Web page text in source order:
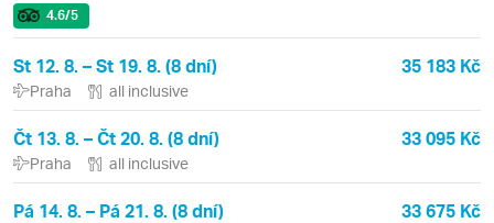
4.6/5
St 12. 8. – St 19. 8. (8 dní) 35 183 Kč
Praha all inclusive
Čt 13. 8. – Čt 20. 8. (8 dní) 33 095 Kč
Praha all inclusive
Pá 14. 8. – Pá 21. 8. (8 dní) 33 675 Kč